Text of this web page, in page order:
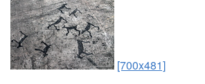
[700x481]